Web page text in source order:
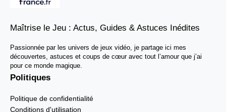
Maîtrise le Jeu : Actus, Guides & Astuces Inédites
Passionnée par les univers de jeux vidéo, je partage ici mes
découvertes, astuces et coups de cœur avec tout l’amour que j’ai
pour ce monde magique.
Politiques
Politique de confidentialité
Conditions d'utilisation